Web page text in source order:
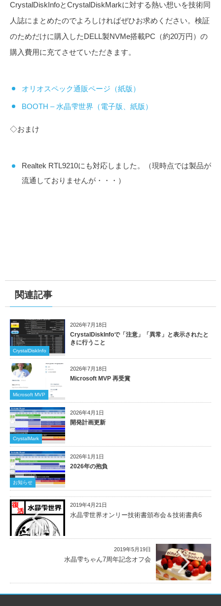
CrystalDiskInfoとCrystalDiskMarkに対する熱い想いを技術同
人誌にまとめたのでよろしければぜひお求めください。検証
のためだけに購入したDELL製NVMe搭載PC（約20万円）の
購入費用に充てさせていただきます。
オリオスペック通販ページ（紙版）
BOOTH – 水晶雫世界（電子版、紙版）
◇おまけ
Realtek RTL9210にも対応しました。（現時点では製品が
流通しておりませんが・・・）
関連記事
2026年7月18日
CrystalDiskInfo
CrystalDiskInfoで「注意」「異常」と表示されたと
きに行うこと
2026年7月18日
Microsoft MVP
Microsoft MVP 再受賞
2026年4月1日
CrystalMark
開発計画更新
2026年1月1日
お知らせ
2026年の抱負
2019年4月21日
水晶雫世界オンリー技術書頒布会＆技術書典6
2019年5月19日
水晶雫ちゃん7周年記念オフ会